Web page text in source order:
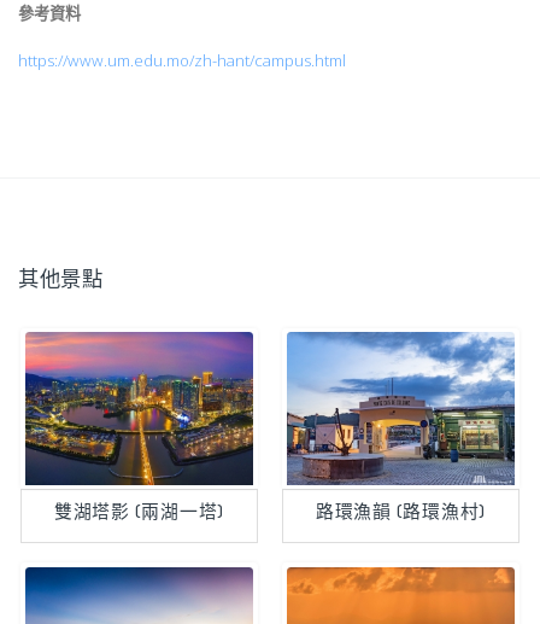
參考資料
https://www.um.edu.mo/zh-hant/campus.html
其他景點
雙湖塔影 (兩湖一塔) 路環漁韻 (路環漁村)